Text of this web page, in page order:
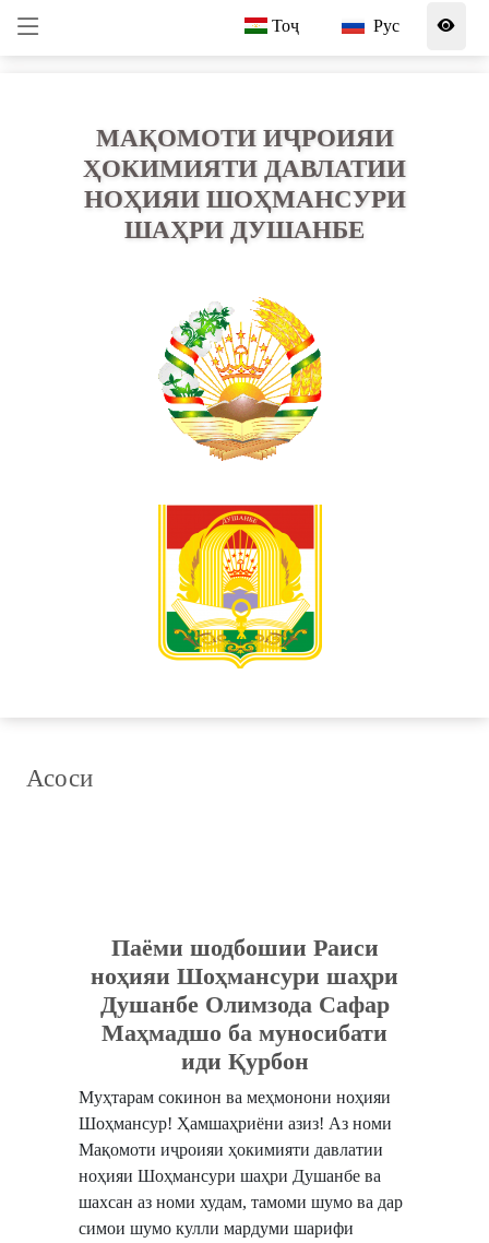
Тоҷ Рус
МАҚОМОТИ ИҶРОИЯИ
ҲОКИМИЯТИ ДАВЛАТИИ
НОҲИЯИ ШОҲМАНСУРИ
ШАҲРИ ДУШАНБЕ
Асоси
Паёми шодбошии Раиси
ноҳияи Шоҳмансури шаҳри
Душанбе Олимзода Сафар
Маҳмадшо ба муносибати
иди Қурбон
Муҳтарам сокинон ва меҳмонони ноҳияи
Шоҳмансур! Ҳамшаҳриёни азиз! ​Аз номи
Мақомоти иҷроияи ҳокимияти давлатии
ноҳияи Шоҳмансури шаҳри Душанбе ва
шахсан аз номи худам, тамоми шумо ва дар
симои шумо кулли мардуми шарифи